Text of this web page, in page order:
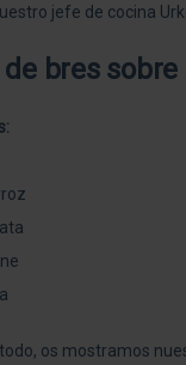
jefe de cocina
de bres
os mostramos